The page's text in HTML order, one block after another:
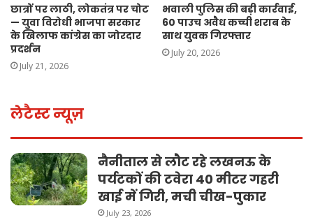
छात्रों पर लाठी, लोकतंत्र पर चोट
— युवा विरोधी भाजपा सरकार
के खिलाफ कांग्रेस का जोरदार
प्रदर्शन
July 21, 2026
भवाली पुलिस की बड़ी कार्रवाई,
60 पाउच अवैध कच्ची शराब के
साथ युवक गिरफ्तार
July 20, 2026
लेटैस्ट न्यूज़
नैनीताल से लौट रहे लखनऊ के
पर्यटकों की टवेरा 40 मीटर गहरी
खाई में गिरी, मची चीख-पुकार
July 23, 2026